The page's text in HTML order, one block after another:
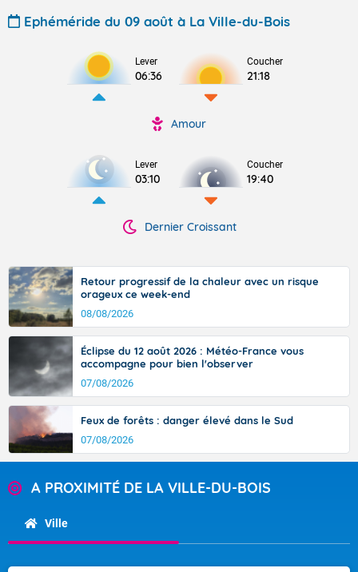
Ephéméride du 09 août à La Ville-du-Bois
Lever
06:36
Coucher
21:18
Amour
Lever
03:10
Coucher
19:40
Dernier Croissant
Retour progressif de la chaleur avec un risque
orageux ce week-end
08/08/2026
Éclipse du 12 août 2026 : Météo-France vous
accompagne pour bien l'observer
07/08/2026
Feux de forêts : danger élevé dans le Sud
07/08/2026
A PROXIMITÉ DE LA VILLE-DU-BOIS
Ville